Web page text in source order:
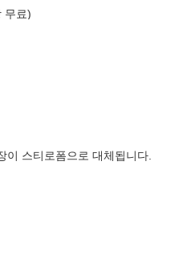
무료)
이 스티로폼으로 대체됩니다.